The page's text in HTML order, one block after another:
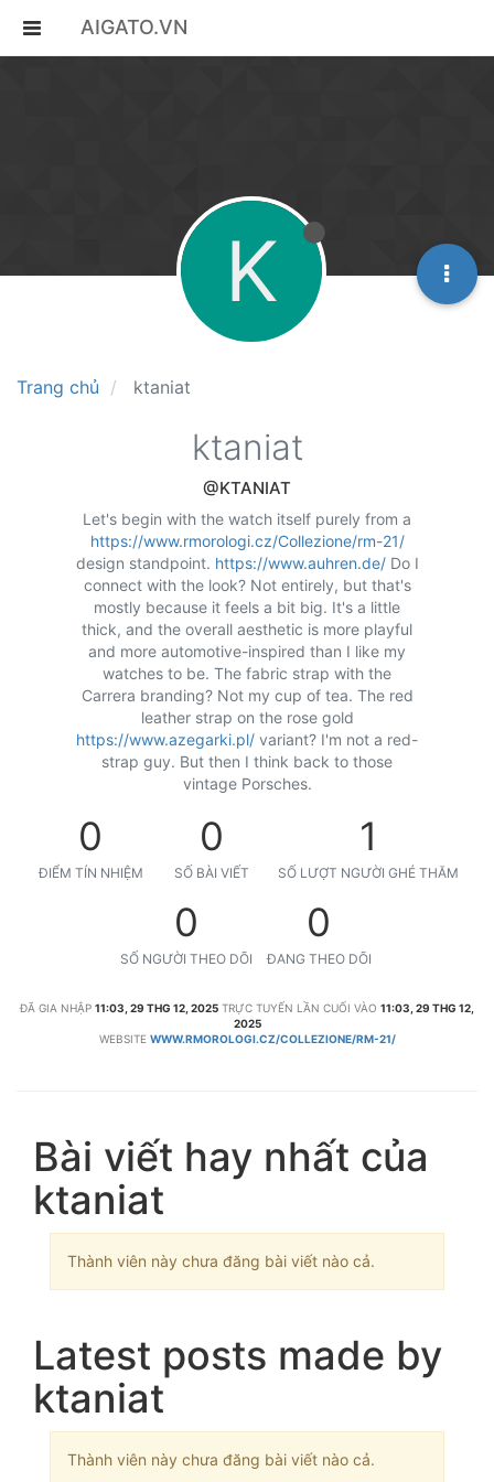
AIGATO.VN
Trang chủ ktaniat
K
ktaniat
@KTANIAT
Let's begin with the watch itself purely from a
https://www.rmorologi.cz/Collezione/rm-21/
design standpoint. https://www.auhren.de/Do I
connect with the look? Not entirely, but that's
mostly because it feels a bit big. It's a little
thick, and the overall aesthetic is more playful
and more automotive-inspired than I like my
watches to be. The fabric strap with the
Carrera branding? Not my cup of tea. The red
leather strap on the rose gold
https://www.azegarki.pl/ variant? I'm not a red-
strap guy. But then I think back to those
vintage Porsches.
0
ĐIỂM TÍN NHIỆM
0
SỐ BÀI VIẾT
1
SỐ LƯỢT NGƯỜI GHÉ THĂM
0
SỐ NGƯỜI THEO DÕI
0
ĐANG THEO DÕI
ĐÃ GIA NHẬP 11:03, 29 THG 12, 2025 TRỰC TUYẾN LẦN CUỐI VÀO 11:03, 29 THG 12,
2025
WEBSITE WWW.RMOROLOGI.CZ/COLLEZIONE/RM-21/
Bài viết hay nhất của
ktaniat
Thành viên này chưa đăng bài viết nào cả.
Latest posts made by
ktaniat
Thành viên này chưa đăng bài viết nào cả.